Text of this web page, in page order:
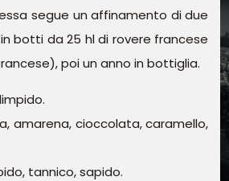
segue un affinamento di due
botti da 25 hl di rovere francese
poi un anno in bottiglia.
amarena, cioccolata, caramello,
tannico, sapido.